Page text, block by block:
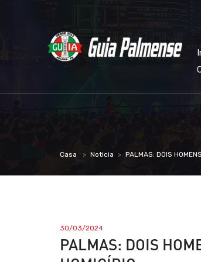
Casa Noticia PALMAS: DOIS
30/03/2024
PALMAS: DOIS